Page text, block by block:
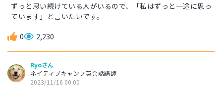
ずっと思い続けている人がいるので、「私はずっと一途に思っ
ています」と言いたいです。
0 2,230
Ryoさん
ネイティブキャンプ英会話講師
2023/11/16 00:00